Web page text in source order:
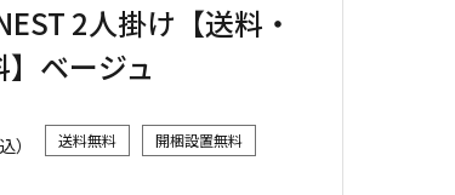
2人掛け【送料・
ベージュ
） 送料無料 開梱設置無料